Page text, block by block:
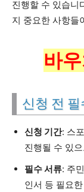
진행할 수 있습니
지 중요한 사항들
바
신청 전
신청 기간: 스
진행될 수 있
필수 서류: 주
인서 등 필요